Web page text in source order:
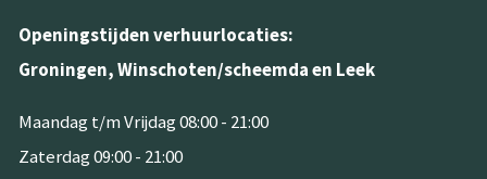
Openingstijden verhuurlocaties:
Groningen, Winschoten/scheemda en Leek
Maandag t/m Vrijdag 08:00 - 21:00
Zaterdag 09:00 - 21:00